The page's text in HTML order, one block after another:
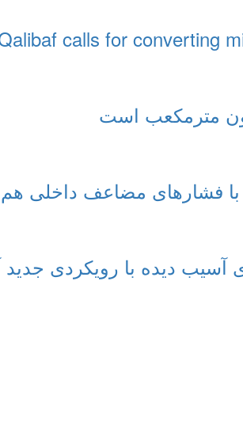
calls for converting
با فشارهای مضاعف داخلی
آسیب دیده با رویکردی